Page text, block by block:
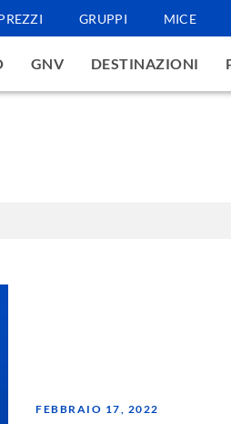
GRUPPI MICE
GNV DESTINAZIONI
FEBBRAIO 17, 2022